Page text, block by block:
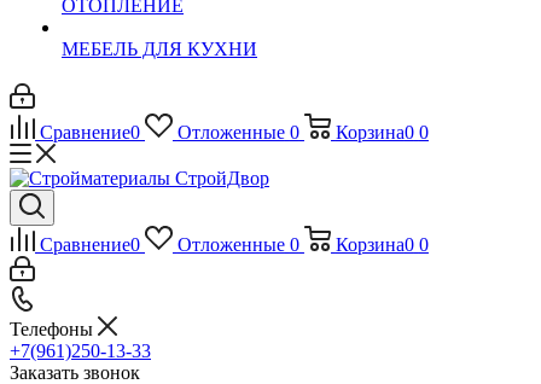
ОТОПЛЕНИЕ
МЕБЕЛЬ ДЛЯ КУХНИ
Сравнение0 Отложенные 0 Корзина0 0
Сравнение0 Отложенные 0 Корзина0 0
Телефоны
+7(961)250-13-33
Заказать звонок